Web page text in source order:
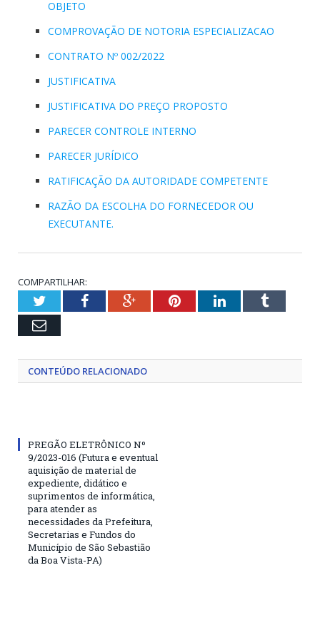
OBJETO
COMPROVAÇÃO DE NOTORIA ESPECIALIZACAO
CONTRATO Nº 002/2022
JUSTIFICATIVA
JUSTIFICATIVA DO PREÇO PROPOSTO
PARECER CONTROLE INTERNO
PARECER JURÍDICO
RATIFICAÇÃO DA AUTORIDADE COMPETENTE
RAZÃO DA ESCOLHA DO FORNECEDOR OU
EXECUTANTE.
COMPARTILHAR:
TwitterFacebookGoogle+PinterestLinkedInTumblr
Email
CONTEÚDO RELACIONADO
PREGÃO ELETRÔNICO Nº
9/2023-016 (Futura e eventual
aquisição de material de
expediente, didático e
suprimentos de informática,
para atender as
necessidades da Prefeitura,
Secretarias e Fundos do
Município de São Sebastião
da Boa Vista-PA)